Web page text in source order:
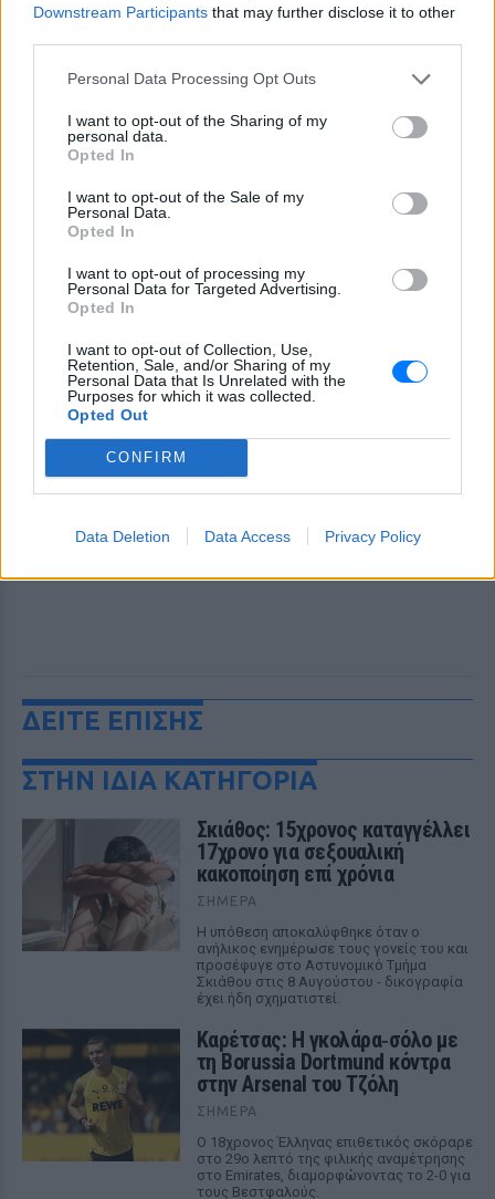
Downstream Participants that may further disclose it to other
Personal Data Processing Opt Outs
I want to opt-out of the Sharing of my
personal data.
Opted In
I want to opt-out of the Sale of my
Personal Data.
Opted In
I want to opt-out of processing my
Personal Data for Targeted Advertising.
Opted In
I want to opt-out of Collection, Use,
Retention, Sale, and/or Sharing of my
Personal Data that Is Unrelated with the
Purposes for which it was collected.
Opted Out
CONFIRM
Data Deletion Data Access Privacy Policy
και μάθετε πρώτοιτα πιο hot νέα .
Ακολουθήστε το E-Radio.gr και στο Instagram
ΔΕΙΤΕ ΕΠΙΣΗΣ
ΣΤΗΝ ΙΔΙΑ ΚΑΤΗΓΟΡΙΑ
Σκιάθος: 15χρονος καταγγέλλει
17χρονο για σεξουαλική
κακοποίηση επί χρόνια
ΣΉΜΕΡΑ
Η υπόθεση αποκαλύφθηκε όταν ο
ανήλικος ενημέρωσε τους γονείς του και
προσέφυγε στο Αστυνομικό Τμήμα
Σκιάθου στις 8 Αυγούστου - δικογραφία
έχει ήδη σχηματιστεί.
Καρέτσας: Η γκολάρα‑σόλο με
τη Borussia Dortmund κόντρα
στην Arsenal του Τζόλη
ΣΉΜΕΡΑ
Ο 18χρονος Έλληνας επιθετικός σκόραρε
στο 29ο λεπτό της φιλικής αναμέτρησης
στο Emirates, διαμορφώνοντας το 2-0 για
τους Βεστφαλούς.